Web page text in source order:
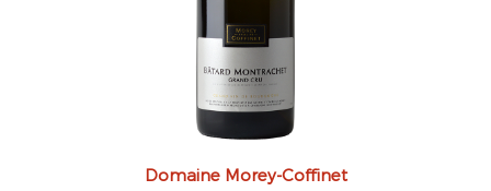
Domaine Morey-Coffinet